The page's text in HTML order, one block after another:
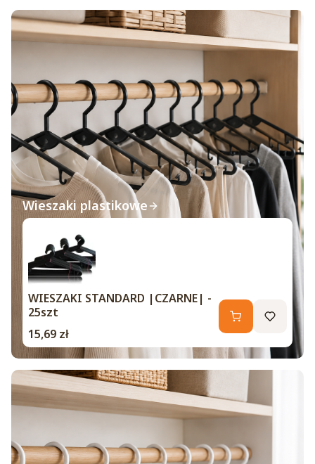
Wieszaki plastikowe
WIESZAKI STANDARD |CZARNE| -
25szt
Cena
15,69 zł